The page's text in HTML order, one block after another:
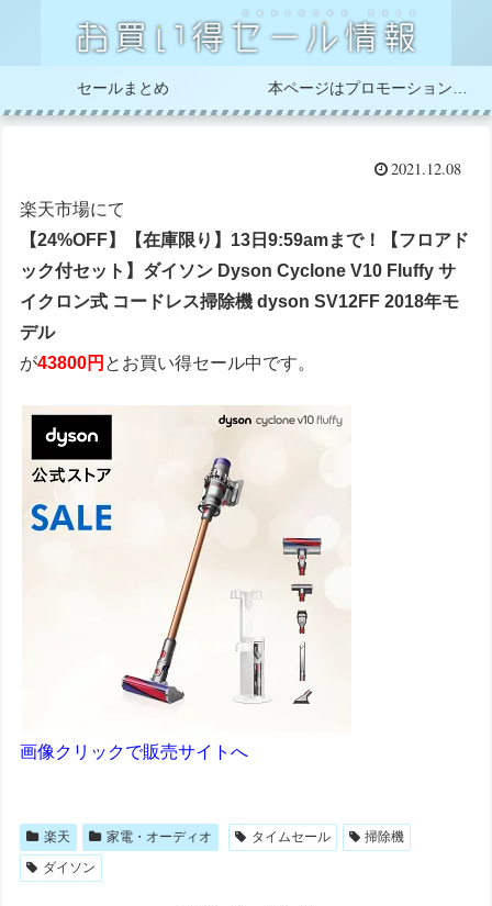
セールまとめ
2021.12.08
楽天市場にて
【24%OFF】【在庫限り】13日9:59amまで！【フロアド
ック付セット】ダイソン Dyson Cyclone V10 Fluffy サ
イクロン式 コードレス掃除機 dyson SV12FF 2018年モ
デル
が43800円 とお買い得セール中です。
画像クリックで販売サイトへ
楽天 家電・オーディオ タイムセール
掃除機
ダイソン